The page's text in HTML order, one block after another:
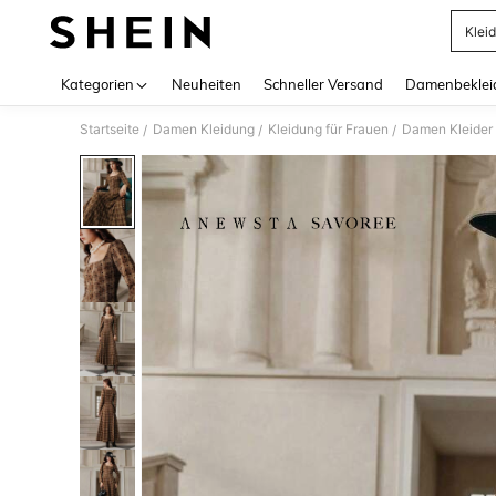
Kategorien Neuheiten Schneller Versand
Startseite / Damen Kleidung / Kleidung für Frauen / Damen Kleider